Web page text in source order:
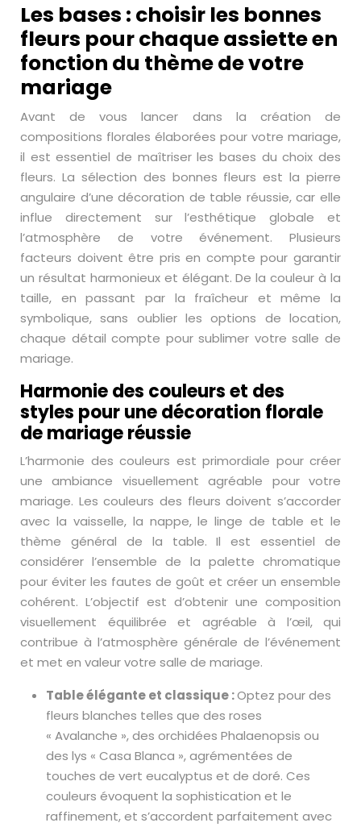
Les bases : choisir les bonnes
fleurs pour chaque assiette en
fonction du thème de votre
mariage
Avant de vous lancer dans la création de
compositions florales élaborées pour votre mariage,
il est essentiel de maîtriser les bases du choix des
fleurs. La sélection des bonnes fleurs est la pierre
angulaire d’une décoration de table réussie, car elle
influe directement sur l’esthétique globale et
l’atmosphère de votre événement. Plusieurs
facteurs doivent être pris en compte pour garantir
un résultat harmonieux et élégant. De la couleur à la
taille, en passant par la fraîcheur et même la
symbolique, sans oublier les options de location,
chaque détail compte pour sublimer votre salle de
mariage.
Harmonie des couleurs et des
styles pour une décoration florale
de mariage réussie
L’harmonie des couleurs est primordiale pour créer
une ambiance visuellement agréable pour votre
mariage. Les couleurs des fleurs doivent s’accorder
avec la vaisselle, la nappe, le linge de table et le
thème général de la table. Il est essentiel de
considérer l’ensemble de la palette chromatique
pour éviter les fautes de goût et créer un ensemble
cohérent. L’objectif est d’obtenir une composition
visuellement équilibrée et agréable à l’œil, qui
contribue à l’atmosphère générale de l’événement
et met en valeur votre salle de mariage.
Table élégante et classique :Optez pour des
fleurs blanches telles que des roses
« Avalanche », des orchidées Phalaenopsis ou
des lys « Casa Blanca », agrémentées de
touches de vert eucalyptus et de doré. Ces
couleurs évoquent la sophistication et le
raffinement, et s’accordent parfaitement avec